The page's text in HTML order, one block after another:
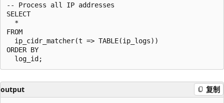
-- Process all IP addresses
SELECT
  *
FROM
  ip_cidr_matcher(t => TABLE(ip_logs))
ORDER BY
output 复制